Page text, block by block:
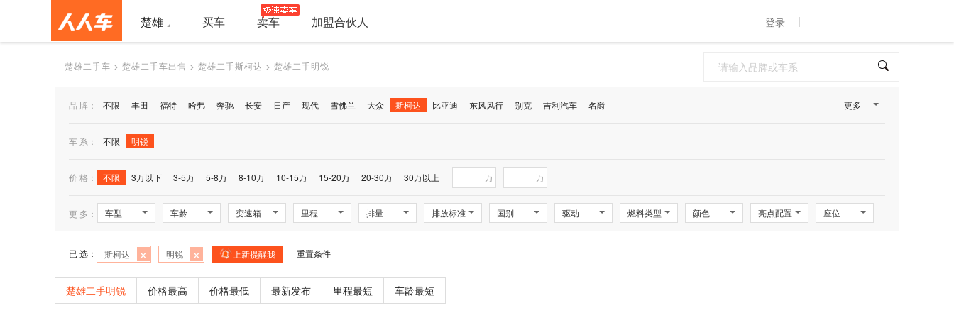
楚雄 买车 卖车 加盟合伙人 登录
楚雄二手车 > 楚雄二手车出售 > 楚雄二手斯柯达 > 楚雄二手明锐
品 牌： 不限 丰田 福特 哈弗 奔驰 长安 日产 现代 雪佛兰 大众 斯柯达 比亚迪 东风风行 别克 吉利汽车 名爵 更多
车 系： 不限 明锐
价 格： 不限 3万以下 3-5万 5-8万 8-10万 10-15万 15-20万 20-30万 30万以上 万 - 万
更 多： 车型 车龄 变速箱 里程 排量 排放标准 国别 驱动 燃料类型 颜色 亮点配置 座位
已 选： 斯柯达 × 明锐 × 上新提醒我 重置条件
楚雄二手明锐 价格最高 价格最低 最新发布 里程最短 车龄最短